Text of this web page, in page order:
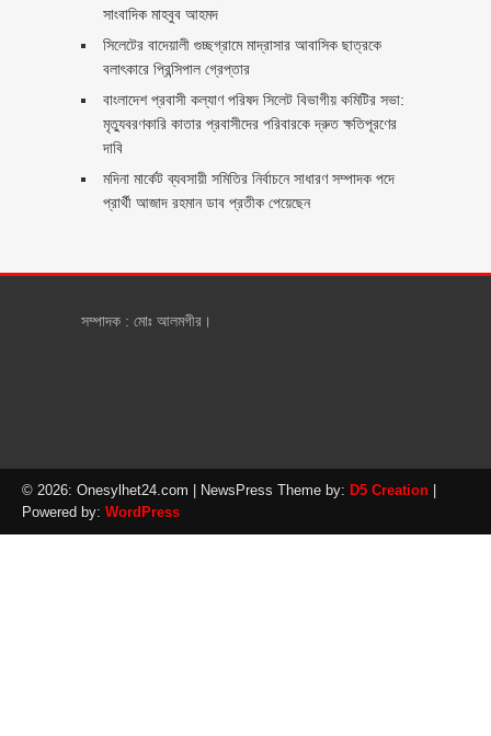
সাংবাদিক মাহবুব আহমদ
সিলেটের বাদেয়ালী গুচ্ছগ্রামে মাদ্রাসার আবাসিক ছাত্রকে
বলাৎকারে প্রিন্সিপাল গ্রেপ্তার ‎
বাংলাদেশ প্রবাসী কল্যাণ পরিষদ সিলেট বিভাগীয় কমিটির সভা:
মৃত্যুবরণকারি কাতার প্রবাসীদের পরিবারকে দ্রুত ক্ষতিপূরণের
দাবি
মদিনা মার্কেট ব্যবসায়ী সমিতির নির্বাচনে সাধারণ সম্পাদক পদে
প্রার্থী আজাদ রহমান ডাব প্রতীক পেয়েছেন ‎
সম্পাদক : মোঃ আলমগীর।
© 2026: Onesylhet24.com | NewsPress Theme by: D5 Creation
Powered by: WordPress